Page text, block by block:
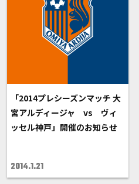
「2014プレシーズンマッチ 大
宮アルディージャ vs ヴィ
ッセル神戸」開催のお知らせ
2014.1.21